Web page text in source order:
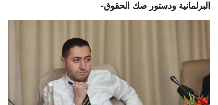
البرلمانية ودستور صك الحقوق-